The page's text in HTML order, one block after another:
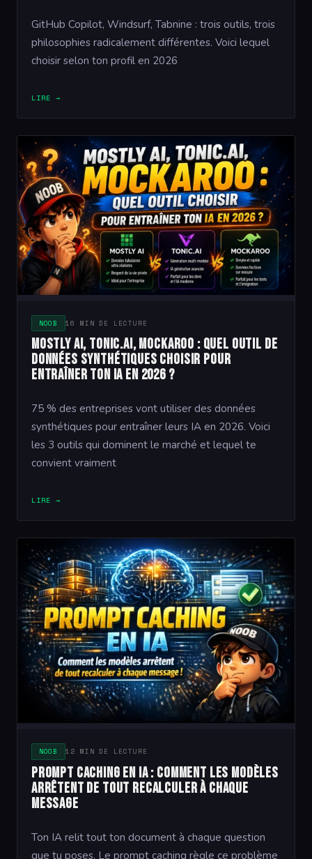
GitHub Copilot, Windsurf, Tabnine : trois outils, trois
philosophies radicalement différentes. Voici lequel
choisir selon ton profil en 2026
LIRE →
NOOB 16 MIN DE LECTURE
Mostly AI, Tonic.ai, Mockaroo : quel outil de
données synthétiques choisir pour
entraîner ton IA en 2026 ?
75 % des entreprises vont utiliser des données
synthétiques pour entraîner leurs IA en 2026. Voici
les 3 outils qui dominent le marché et lequel te
convient vraiment
LIRE →
NOOB 12 MIN DE LECTURE
Prompt Caching en IA : comment les modèles
arrêtent de tout recalculer à chaque
message
Ton IA relit tout ton document à chaque question
que tu poses. Le prompt caching règle ce problème